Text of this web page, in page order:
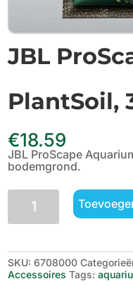
JBL
PlantSoil,
€18.59
JBL ProScape
bodemgrond.
JBL
ProScape
liter
bruin
aantal
SKU:6708000
Accessoires Tags: